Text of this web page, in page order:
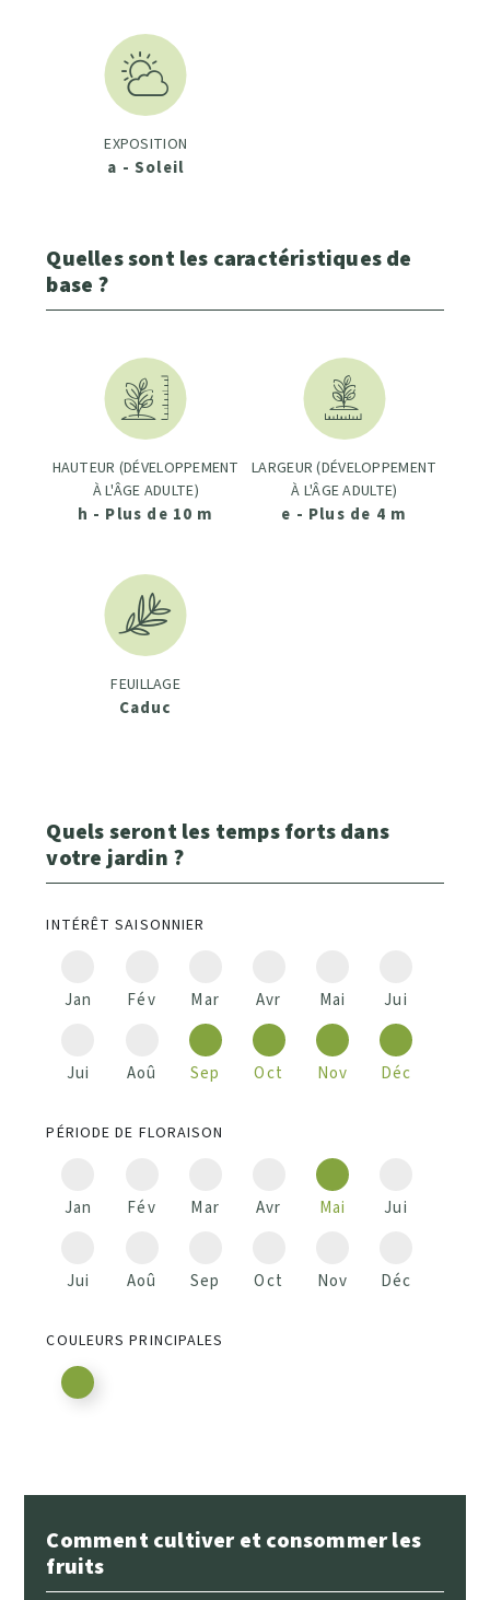
EXPOSITION
a - Soleil
Quelles sont les caractéristiques de
base ?
HAUTEUR (DÉVELOPPEMENT
À L'ÂGE ADULTE)
h - Plus de 10 m
LARGEUR (DÉVELOPPEMENT
À L'ÂGE ADULTE)
e - Plus de 4 m
FEUILLAGE
Caduc
Quels seront les temps forts dans
votre jardin ?
INTÉRÊT SAISONNIER
Jan Fév Mar Avr Mai Jui
Jui Aoû Sep Oct Nov Déc
PÉRIODE DE FLORAISON
Jan Fév Mar Avr Mai Jui
Jui Aoû Sep Oct Nov Déc
COULEURS PRINCIPALES
Comment cultiver et consommer les
fruits